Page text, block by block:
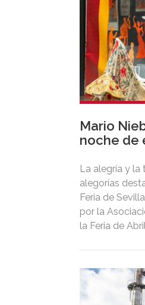
Mario
noche de
La alegría y la
alegorías
Feria de
por la
la Feria de